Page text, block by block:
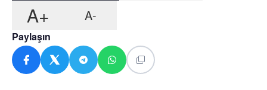
A+ A-
Paylaşın